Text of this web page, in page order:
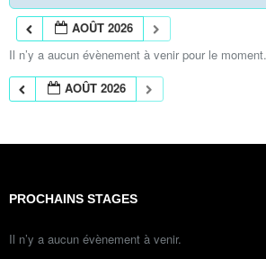
AOÛT 2026
Il n’y a aucun évènement à venir pour le moment.
AOÛT 2026
PROCHAINS STAGES
Il n’y a aucun évènement à venir.